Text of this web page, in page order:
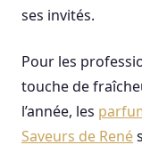
ses invités.
Pour les
touche de
l’année, les
Saveurs de René